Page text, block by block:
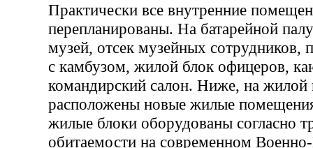
Практически все внутренние
перепланированы. На батарейной
музей, отсек музейных сотрудников,
с камбузом, жилой блок офицеров,
командирский салон. Ниже, на жилой
расположены новые жилые
жилые блоки оборудованы согласно
обитаемости на современном